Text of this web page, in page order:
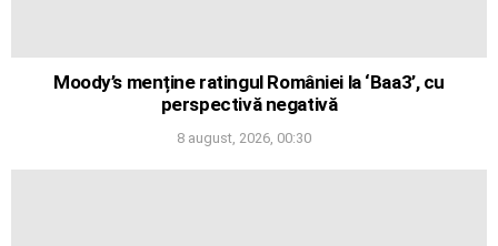
Moody’s menține ratingul României la ‘Baa3’, cu
perspectivă negativă
8 august, 2026, 00:30